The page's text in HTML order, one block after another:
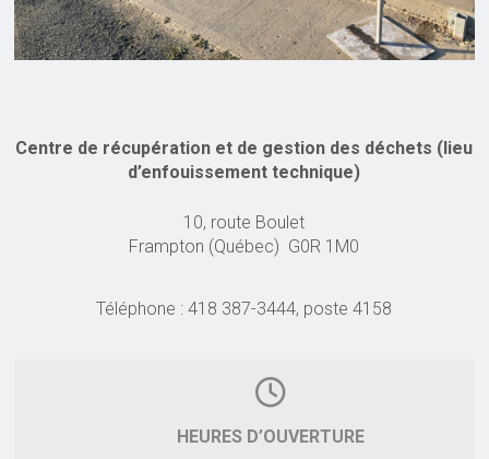
Centre de récupération et de gestion des déchets (lieu
d’enfouissement technique)
10, route Boulet
Frampton (Québec) G0R 1M0
Téléphone : 418 387-3444, poste 4158
HEURES D’OUVERTURE